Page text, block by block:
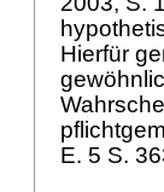
Hierfür
E. 5 S.